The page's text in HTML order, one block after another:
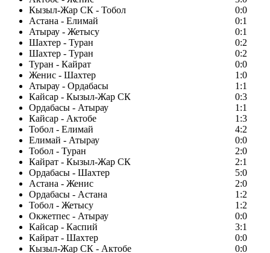
Кызыл-Жар СК - Тобол
0:0
Астана - Елимай
0:1
Атырау - Жетысу
0:1
Шахтер - Туран
0:2
Шахтер - Туран
0:2
Туран - Кайрат
0:0
Женис - Шахтер
1:0
Атырау - Ордабасы
1:1
Кайсар - Кызыл-Жар СК
0:3
Ордабасы - Атырау
1:1
Кайсар - Актобе
1:3
Тобол - Елимай
4:2
Елимай - Атырау
0:0
Тобол - Туран
2:0
Кайрат - Кызыл-Жар СК
2:1
Ордабасы - Шахтер
5:0
Астана - Женис
2:0
Ордабасы - Астана
1:2
Тобол - Жетысу
1:2
Окжетпес - Атырау
0:0
Кайсар - Каспий
3:1
Кайрат - Шахтер
0:0
Кызыл-Жар СК - Актобе
0:0